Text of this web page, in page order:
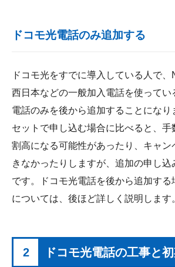
ドコモ光電話のみ追加する
ドコモ光をすでに導入している人で
西日本などの一般加入電話を使ってい
電話のみを後から追加することになり
セットで申し込む場合に比べると、手
割高になる可能性があったり、キャン
きなかったりしますが、追加の申し
です。ドコモ光電話を後から追加する
については、後ほど詳しく説明します
2 ドコモ光電話の工事と